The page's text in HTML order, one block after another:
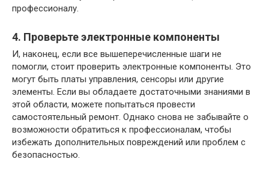
профессионалу.
4. Проверьте электронные компоненты
И, наконец, если все вышеперечисленные шаги не
помогли, стоит проверить электронные компоненты. Это
могут быть платы управления, сенсоры или другие
элементы. Если вы обладаете достаточными знаниями в
этой области, можете попытаться провести
самостоятельный ремонт. Однако снова не забывайте о
возможности обратиться к профессионалам, чтобы
избежать дополнительных повреждений или проблем с
безопасностью.